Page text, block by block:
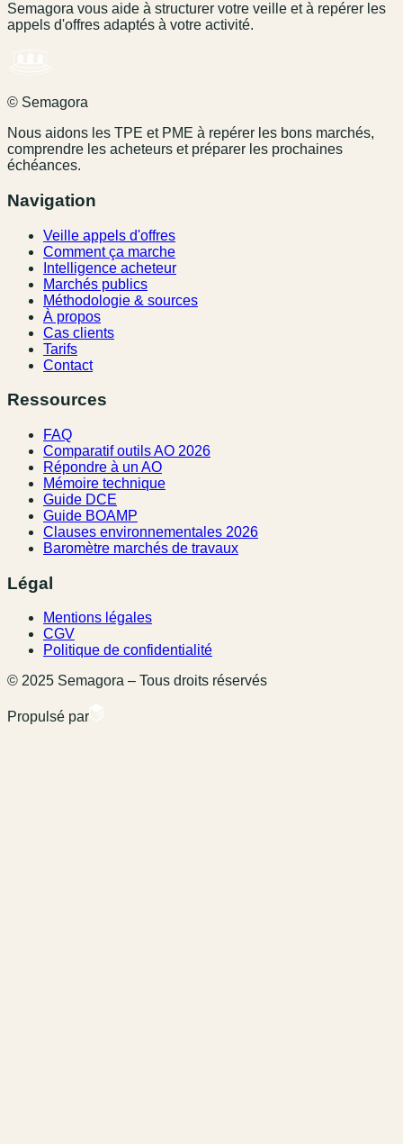
Semagora vous aide à structurer votre veille et à repérer les
appels d'offres adaptés à votre activité.
© Semagora
Nous aidons les TPE et PME à repérer les bons marchés,
comprendre les acheteurs et préparer les prochaines
échéances.
Navigation
Veille appels d'offres
Comment ça marche
Intelligence acheteur
Marchés publics
Méthodologie & sources
À propos
Cas clients
Tarifs
Contact
Ressources
FAQ
Comparatif outils AO 2026
Répondre à un AO
Mémoire technique
Guide DCE
Guide BOAMP
Clauses environnementales 2026
Baromètre marchés de travaux
Légal
Mentions légales
CGV
Politique de confidentialité
© 2025 Semagora – Tous droits réservés
Propulsé par